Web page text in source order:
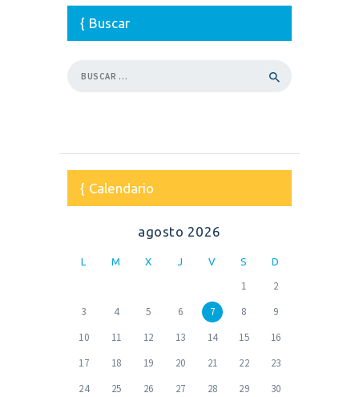
Buscar
Calendario
agosto 2026
L M X J V S D
1
2
3
4 5 6 7 8
9
10
11 12 13 14 15
16
17
18 19 20 21 22
23
24
25 26 27 28 29
30